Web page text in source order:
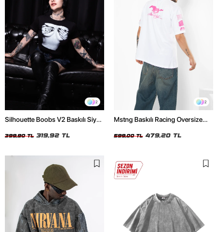
2
Silhouette Boobs V2 Baskılı Siyah
399,90 TL 319,92 TL
2
Mstng Baskılı Racing Oversize
599,00 TL 479,20 TL